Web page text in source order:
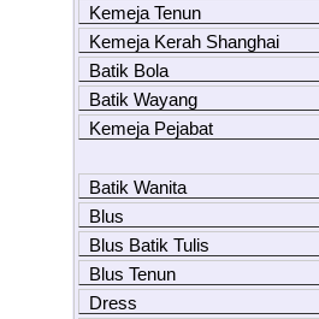
Kemeja Tenun
Kemeja Kerah Shanghai
Batik Bola
Batik Wayang
Kemeja Pejabat
Batik Wanita
Blus
Blus Batik Tulis
Blus Tenun
Dress